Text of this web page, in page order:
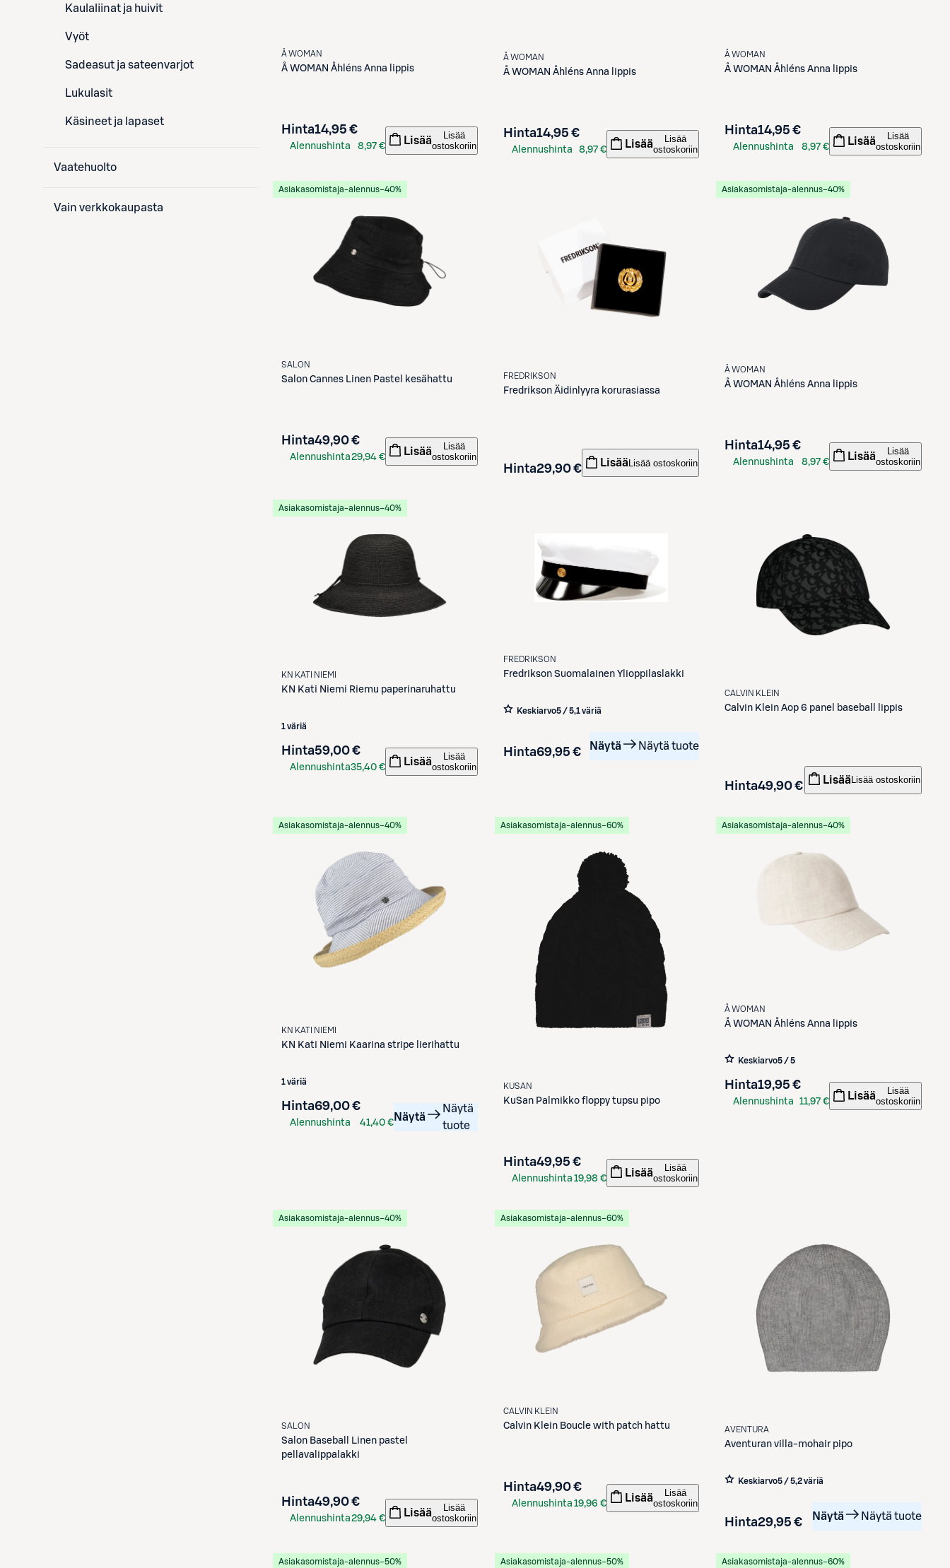
Kaulaliinat ja huivit
Vyöt
Sadeasut ja sateenvarjot
Lukulasit
Käsineet ja lapaset
Vaatehuolto
Vain verkkokaupasta
Å WOMAN
Å WOMAN Åhléns Anna lippis
Hinta14,95 €
Alennushinta
8,97 € Lisää
Lisää
ostoskoriin
Å WOMAN
Å WOMAN Åhléns Anna lippis
Hinta14,95 €
Alennushinta
8,97 € Lisää
Lisää
ostoskoriin
Å WOMAN
Å WOMAN Åhléns Anna lippis
Hinta14,95 €
Alennushinta
8,97 € Lisää
Lisää
ostoskoriin
Asiakasomistaja-alennus−40%
SALON
Salon Cannes Linen Pastel kesähattu
Hinta49,90 €
Alennushinta29,94 € Lisää
Lisää
ostoskoriin
FREDRIKSON
Fredrikson Äidinlyyra korurasiassa
Hinta29,90 € Lisää Lisää ostoskoriin
Asiakasomistaja-alennus−40%
Å WOMAN
Å WOMAN Åhléns Anna lippis
Hinta14,95 €
Alennushinta
8,97 € Lisää
Lisää
ostoskoriin
Asiakasomistaja-alennus−40%
KN KATI NIEMI
KN Kati Niemi Riemu paperinaruhattu
1 väriä
Hinta59,00 €
Alennushinta35,40 € Lisää
Lisää
ostoskoriin
FREDRIKSON
Fredrikson Suomalainen Ylioppilaslakki
Keskiarvo5 / 5,1 väriä
Hinta69,95 € Näytä Näytä tuote
CALVIN KLEIN
Calvin Klein Aop 6 panel baseball lippis
Hinta49,90 € Lisää Lisää ostoskoriin
Asiakasomistaja-alennus−40%
KN KATI NIEMI
KN Kati Niemi Kaarina stripe lierihattu
1 väriä
Hinta69,00 €
Alennushinta
41,40 € Näytä
Näytä
tuote
Asiakasomistaja-alennus−60%
KUSAN
KuSan Palmikko floppy tupsu pipo
Hinta49,95 €
Alennushinta 19,98 € Lisää
Lisää
ostoskoriin
Asiakasomistaja-alennus−40%
Å WOMAN
Å WOMAN Åhléns Anna lippis
Keskiarvo5 / 5
Hinta19,95 €
Alennushinta
11,97 € Lisää
Lisää
ostoskoriin
Asiakasomistaja-alennus−40%
SALON
Salon Baseball Linen pastel
pellavalippalakki
Hinta49,90 €
Alennushinta29,94 € Lisää
Lisää
ostoskoriin
Asiakasomistaja-alennus−60%
CALVIN KLEIN
Calvin Klein Boucle with patch hattu
Hinta49,90 €
Alennushinta 19,96 € Lisää
Lisää
ostoskoriin
AVENTURA
Aventuran villa-mohair pipo
Keskiarvo5 / 5,2 väriä
Hinta29,95 € Näytä Näytä tuote
Asiakasomistaja-alennus−50% Asiakasomistaja-alennus−50% Asiakasomistaja-alennus−60%